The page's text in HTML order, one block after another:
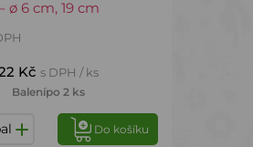
ø 6 cm, 19 cm
Kč s DPH / ks
Balenípo 2 ks
Do košíku